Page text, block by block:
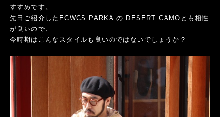
すすめです。
先日ご紹介したECWCS PARKA の DESERT CAMOとも相性
が良いので、
今時期はこんなスタイルも良いのではないでしょうか？